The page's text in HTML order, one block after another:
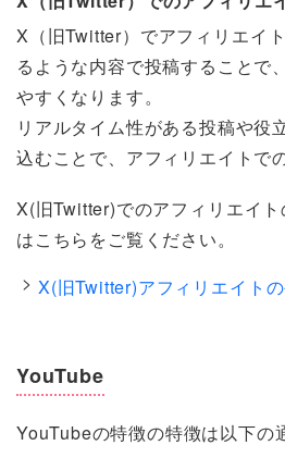
X（旧Twitter）でアフィリエイ
るような内容で投稿することで
やすくなります。
リアルタイム性がある投稿や役
込むことで、アフィリエイトで
X(旧Twitter)でのアフィリエイ
はこちらをご覧ください。
X(旧Twitter)アフィリエイト
YouTube
YouTubeの特徴の特徴は以下の